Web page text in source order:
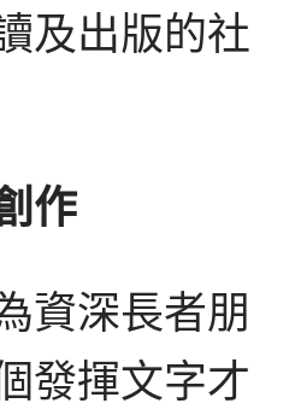
及出版的社
作
資深長者朋
發揮文字才